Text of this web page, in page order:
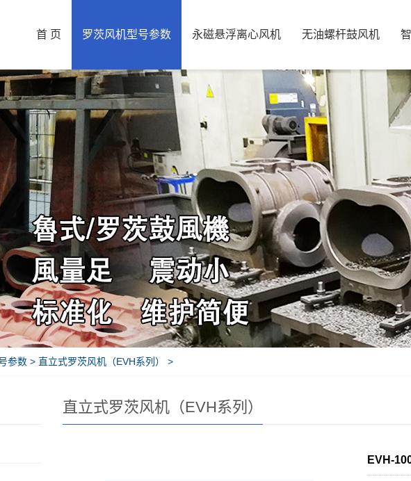
首 页 罗茨风机型号参数 永磁悬浮离心风机 无油螺杆鼓风机
参数 > 直立式罗茨风机（EVH系列） >
直立式罗茨风机（EVH系列）
EVH-